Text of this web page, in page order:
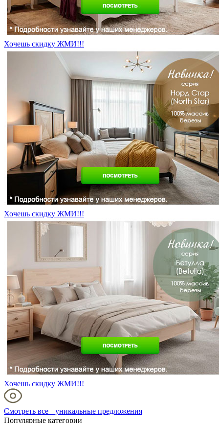
Хочешь скидку ЖМИ!!!
Хочешь скидку ЖМИ!!!
Хочешь скидку ЖМИ!!!
Смотреть все уникальные предложения
Популярные категории